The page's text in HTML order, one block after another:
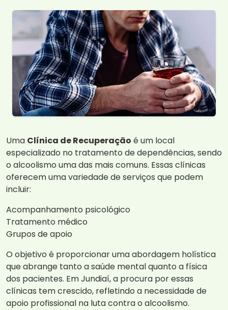
Uma Clínica de Recuperação é um local
especializado no tratamento de dependências, sendo
o alcoolismo uma das mais comuns. Essas clínicas
oferecem uma variedade de serviços que podem
incluir:
Acompanhamento psicológico
Tratamento médico
Grupos de apoio
O objetivo é proporcionar uma abordagem holística
que abrange tanto a saúde mental quanto a física
dos pacientes. Em Jundiaí, a procura por essas
clínicas tem crescido, refletindo a necessidade de
apoio profissional na luta contra o alcoolismo.